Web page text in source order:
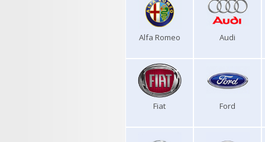
Alfa Romeo Audi
Fiat Ford